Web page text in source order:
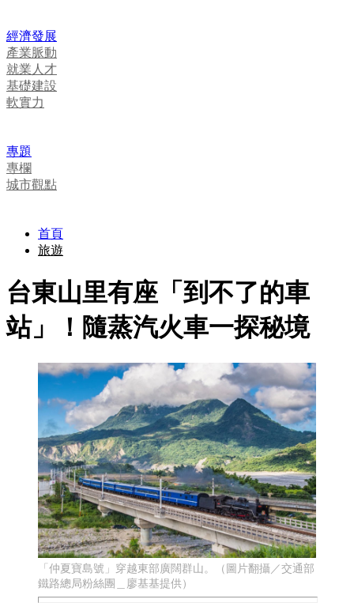
經濟發展
產業脈動
就業人才
基礎建設
軟實力
專題
專欄
城市觀點
首頁
旅遊
台東山里有座「到不了的車
站」！隨蒸汽火車一探秘境
「仲夏寶島號」穿越東部廣闊群山。（圖片翻攝／交通部
鐵路總局粉絲團＿廖基基提供）